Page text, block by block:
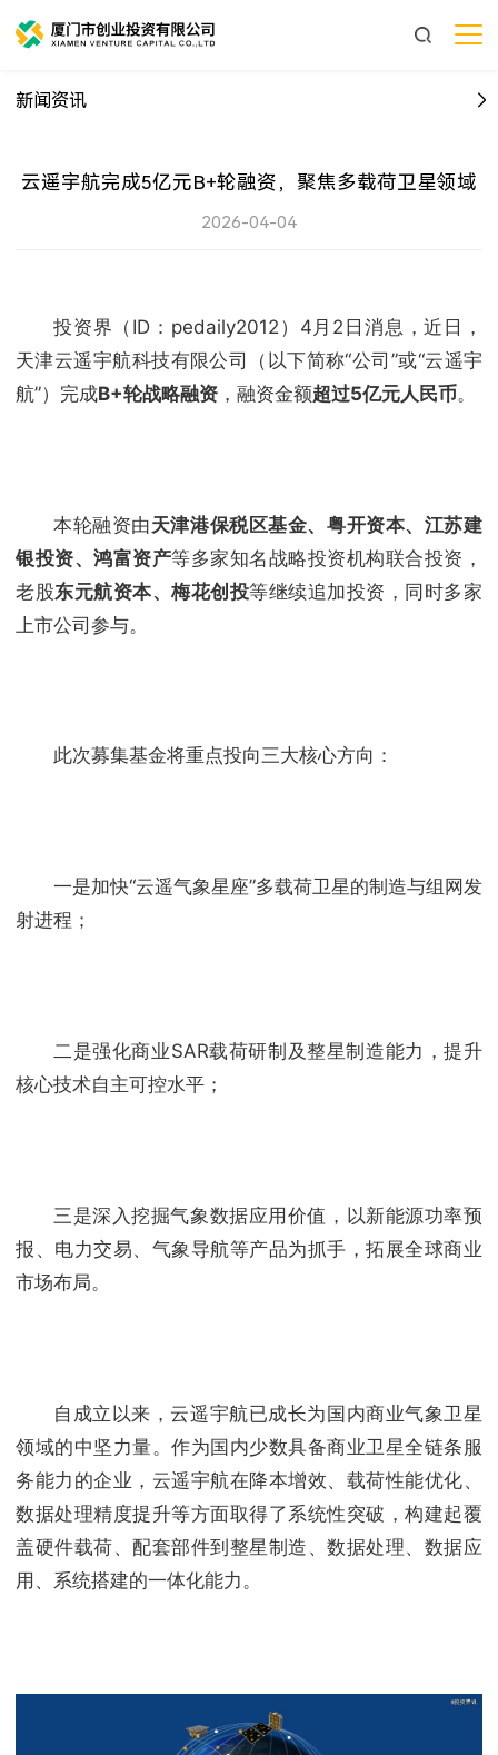
新闻资讯
云遥宇航完成5亿元B+轮融资，聚焦多载荷卫星领域
2026-04-04
投资界（ID：pedaily2012）4月2日消息，近日，
天津云遥宇航科技有限公司（以下简称“公司”或“云遥宇
航”）完成B+轮战略融资 ，融资金额超过5亿元人民币。
本轮融资由天津港保税区基金、粤开资本、江苏建
银投资、鸿富资产等多家知名战略投资机构联合投资，
老股东元航资本、梅花创投等继续追加投资，同时多家
上市公司参与。
此次募集基金将重点投向三大核心方向：
一是加快“云遥气象星座”多载荷卫星的制造与组网发
射进程；
二是强化商业SAR载荷研制及整星制造能力，提升
核心技术自主可控水平；
三是深入挖掘气象数据应用价值，以新能源功率预
报、电力交易、气象导航等产品为抓手，拓展全球商业
市场布局。
自成立以来，云遥宇航已成长为国内商业气象卫星
领域的中坚力量。作为国内少数具备商业卫星全链条服
务能力的企业，云遥宇航在降本增效、载荷性能优化、
数据处理精度提升等方面取得了系统性突破，构建起覆
盖硬件载荷、配套部件到整星制造、数据处理、数据应
用、系统搭建的一体化能力。